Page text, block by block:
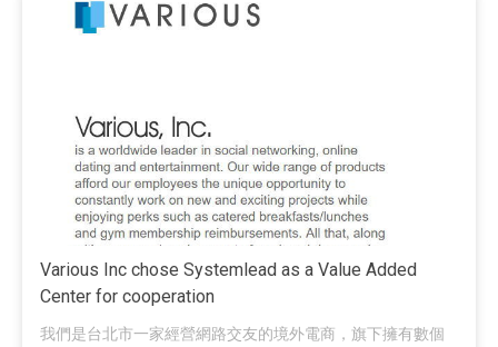
Various Inc chose Systemlead as a Value Added
Center for cooperation
我們是台北市一家經營網路交友的境外電商，旗下擁有數個